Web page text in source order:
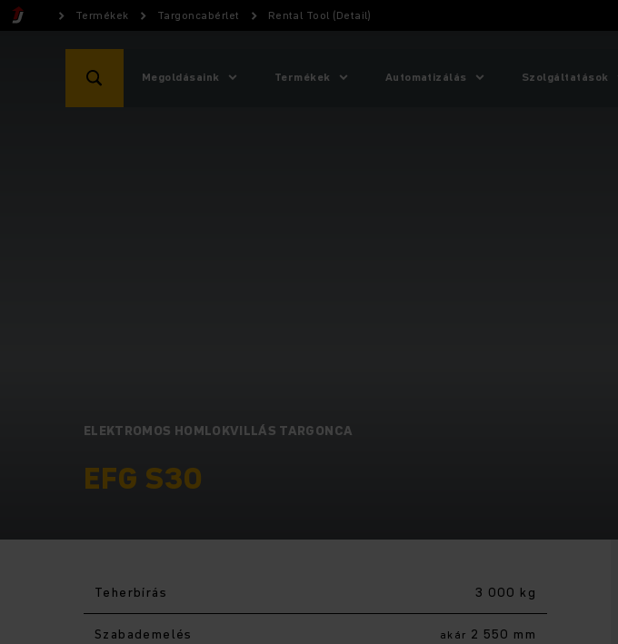
Termékek Targoncabérlet Rental Tool (Detail)
Megoldásaink Termékek Automatizálás Szolgáltatások
ELEKTROMOS HOMLOKVILLÁS TARGONCA
EFG S30
Teherbírás 3 000 kg
Szabademelés akár 2 550 mm